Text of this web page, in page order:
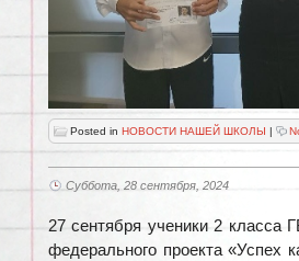
Posted in НОВОСТИ НАШЕЙ ШКОЛЫ
Суббота, 28 сентября, 2024
27 сентября ученики 2
федерального проекта «Успех